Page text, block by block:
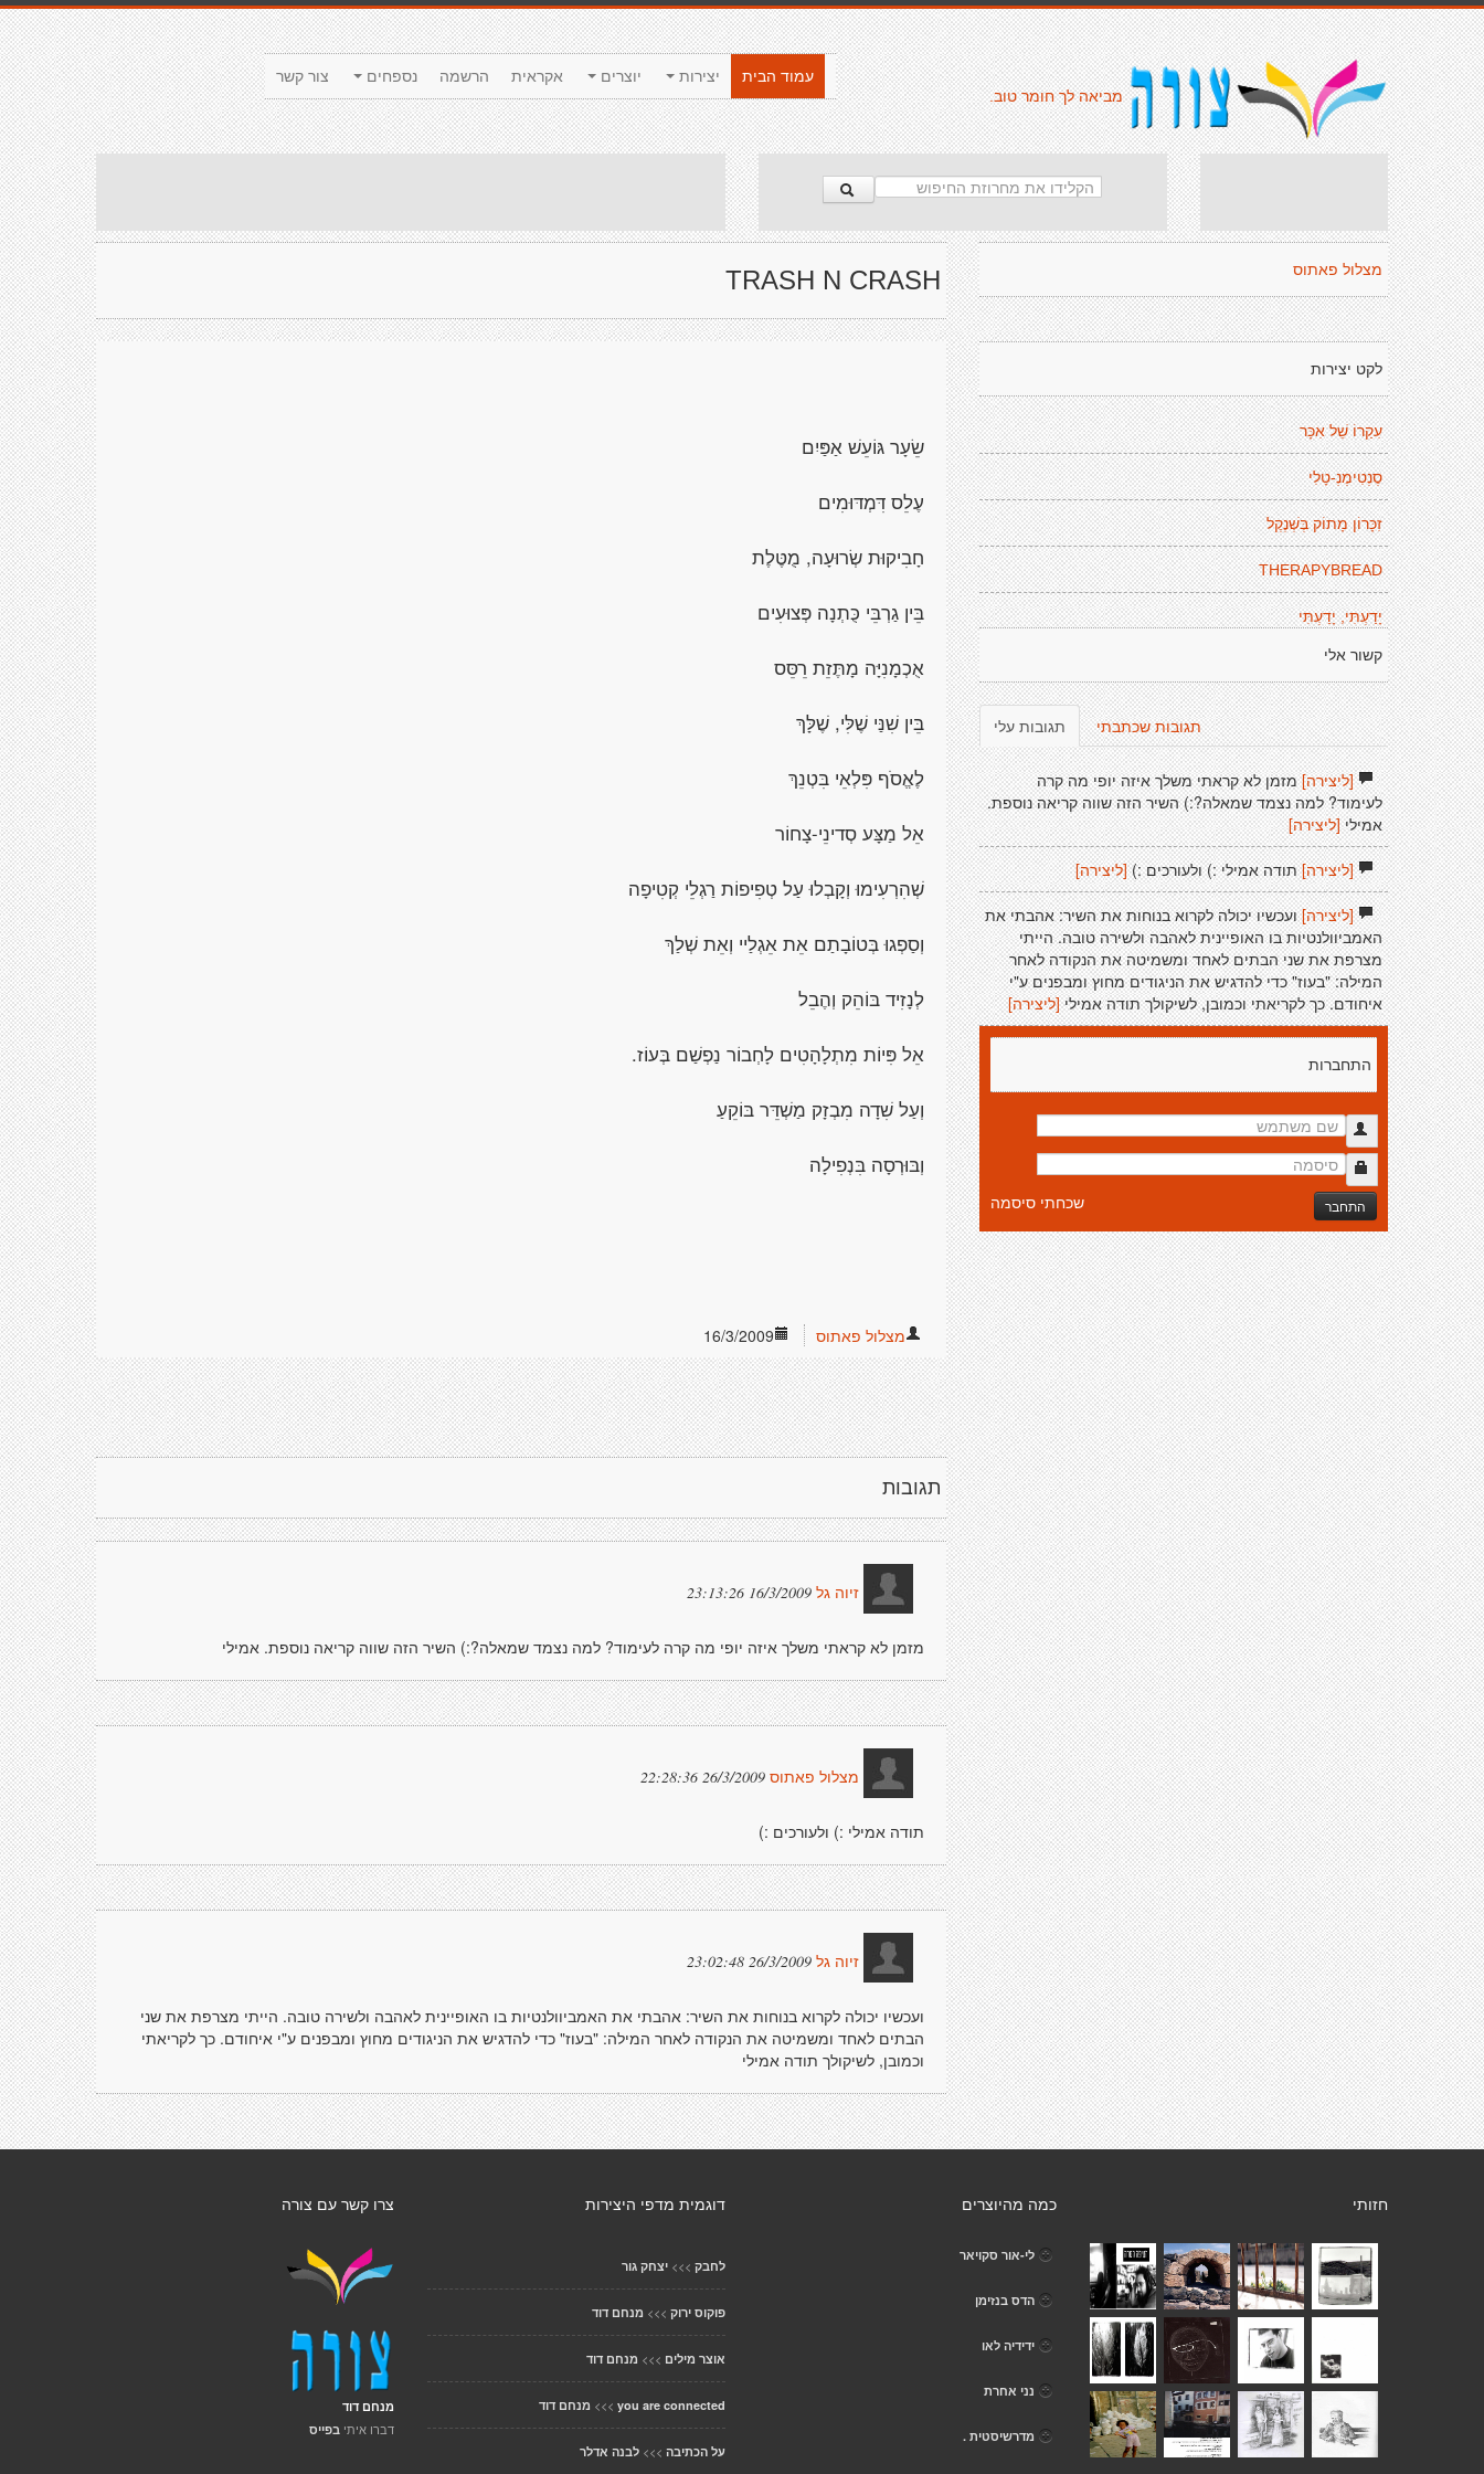
צור קשר נספחים הרשמה אקראית יוצרים יצירות
עמוד הבית
מביאה לך חומר טוב.
TRASH N CRASH
שֵׂעָר גּוֹעֵשׁ אַפַּיִם
עֶלֵס דִּמְדּוּמִים
חָבִיקוּת שְׂרוּעָה, מֻטֶּלֶת
בֵּין גַרְבֵּי כֻּתְנָה פְּצוּעִים
אֻכְמָנִיָּה מָתֶּזֵת רֵסֵּס
בֵּין שִׁנַּי שֶׁלִּי, שֶׁלָּךְ
לֶאֱסֹף פִּלְאֵי בִּטְנֵךְ
אֵל מַצָּע סְדינֵי-צָחוֹר
שְׁהִרְעִימוּ וְקָבְלוּ עַל טְפִיפוֹת רַגְלֵי קְטִיפָה
וְסַפְגוּ בְּטוֹבָתַם אֵת אֵגְלַיי וְאֵת שְׁלַךְ
לְנָזִיד בּוֹהֵק וְהֶבֵל
אֵל פִּיוֹת מִתְלָהָטִים לָחְבוֹר נַפְשַׁם בְּעוֹז.
וְעַל שִׁדָה מִבְזָק מַשְׁדֵּר בּוֹקֵעַ
וְבּוּרְסָה בִּנְפִילָה
16/3/2009 מצלול פאתוס
תגובות
זיוה גל 16/3/2009 23:13:26
מזמן לא קראתי משלך איזה יופי מה קרה לעימוד? למה נצמד שמאלה?:) השיר הזה שווה קריאה נוספת. אמילי
מצלול פאתוס 26/3/2009 22:28:36
תודה אמילי :) ולעורכים :)
זיוה גל 26/3/2009 23:02:48
ועכשיו יכולה לקרוא בנוחות את השיר: אהבתי את האמביוולנטיות בו האופיינית לאהבה ולשירה טובה. הייתי מצרפת את שני
הבתים לאחד ומשמיטה את הנקודה לאחר המילה: "בעוז" כדי להדגיש את הניגודים מחוץ ומבפנים ע"י איחודם. כך לקריאתי
וכמובן, לשיקולך תודה אמילי
מצלול פאתוס
לקט יצירות
עִקַרוֹ שֵׁל אִכָּר
סֶנְטִימֶנְ-טָלִי
זִכָּרוֹן מָתוֹק בְּשְׁנֶקֶל
THERAPYBREAD
יָדַעְתִּי, יָדַעְתִּי
קשור אלי
תגובות עלי תגובות שכתבתי
[ליצירה]מזמן לא קראתי משלך איזה יופי מה קרה
לעימוד? למה נצמד שמאלה?:) השיר הזה שווה קריאה נוספת.
אמילי[ליצירה]
[ליצירה]תודה אמילי :) ולעורכים :)[ליצירה]
[ליצירה]ועכשיו יכולה לקרוא בנוחות את השיר: אהבתי את
האמביוולנטיות בו האופיינית לאהבה ולשירה טובה. הייתי
מצרפת את שני הבתים לאחד ומשמיטה את הנקודה לאחר
המילה: "בעוז" כדי להדגיש את הניגודים מחוץ ומבפנים ע"י
איחודם. כך לקריאתי וכמובן, לשיקולך תודה אמילי[ליצירה]
התחברות
התחבר שכחתי סיסמה
צרו קשר עם צורה
מנחם דוד
דברו איתי בפייס
דוגמית מדפי היצירות
לחבק >>> יצחק גור
פוקוס ירוק >>> מנחם דוד
אוצר מילים >>> מנחם דוד
you are connected
>>> מנחם דוד
על הכתיבה >>> לבנה אדלר
כמה מהיוצרים
לי-אור סקויאר
הדס בנזימן
ידידיה לאו
נני אחרת
מדרשיסטית .
חזותי